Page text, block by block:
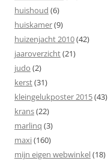
huishoud (6)
huiskamer(9)
huizenjacht 2010(42)
jaaroverzicht(21)
judo (2)
kerst(31)
kleingelukposter 2015(43)
krans(22)
marlinq (3)
maxi(160)
mijn eigen webwinkel(18)